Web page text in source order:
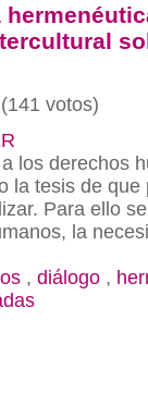
votos)
los derechos
la tesis de que
Para ello
la
, diálogo ,